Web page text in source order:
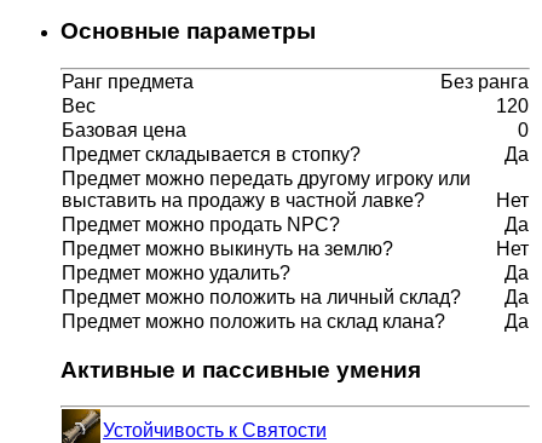
Основные параметры
Ранг предмета
Без ранга
Вес
120
Базовая цена
0
Предмет складывается в стопку?
Да
Предмет можно передать другому игроку или
выставить на продажу в частной лавке?
Нет
Предмет можно продать NPC?
Да
Предмет можно выкинуть на землю?
Нет
Предмет можно удалить?
Да
Предмет можно положить на личный склад?
Да
Предмет можно положить на склад клана?
Да
Активные и пассивные умения
Устойчивость к Святости